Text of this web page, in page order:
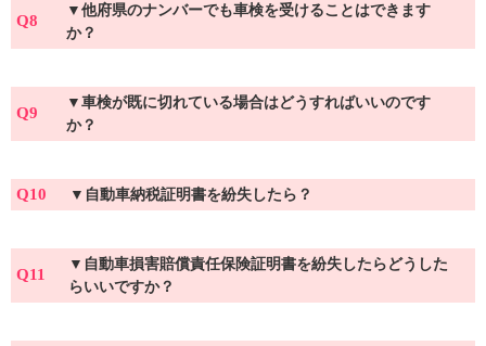
Q8
▼他府県のナンバーでも車検を受けることはできます
か？
Q9
▼車検が既に切れている場合はどうすればいいのです
か？
Q10 ▼ 自動車納税証明書を紛失したら？
Q11
▼ 自動車損害賠償責任保険証明書を紛失したらどうした
らいいですか？